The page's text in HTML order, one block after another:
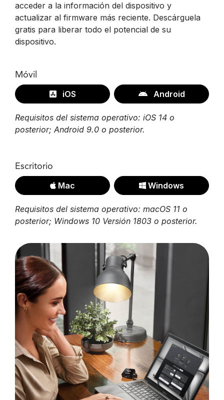
acceder a la información del dispositivo y
actualizar al firmware más reciente. Descárguela
gratis para liberar todo el potencial de su
dispositivo.
Móvil
iOS Android
Requisitos del sistema operativo: iOS 14 o
posterior; Android 9.0 o posterior.
Escritorio
Mac Windows
Requisitos del sistema operativo: macOS 11 o
posterior; Windows 10 Versión 1803 o posterior.